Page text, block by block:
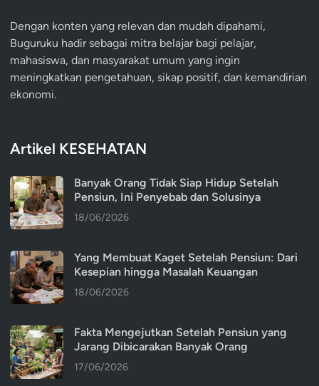
Dengan konten yang relevan dan mudah dipahami,
Buguruku hadir sebagai mitra belajar bagi pelajar,
mahasiswa, dan masyarakat umum yang ingin
meningkatkan pengetahuan, sikap positif, dan kemandirian
ekonomi.
Artikel KESEHATAN
Banyak Orang Tidak Siap Hidup Setelah
Pensiun, Ini Penyebab dan Solusinya
18/06/2026
Yang Membuat Kaget Setelah Pensiun: Dari
Kesepian hingga Masalah Keuangan
18/06/2026
Fakta Mengejutkan Setelah Pensiun yang
Jarang Dibicarakan Banyak Orang
17/06/2026